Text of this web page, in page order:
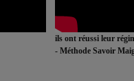
ils ont réussi leur
- Méthode Savoir